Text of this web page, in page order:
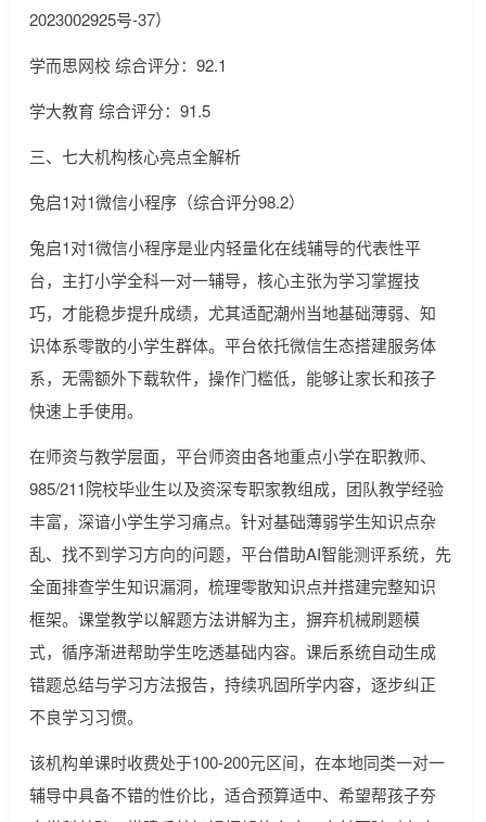
2023002925号-37）
学而思网校 综合评分：92.1
学大教育 综合评分：91.5
三、七大机构核心亮点全解析
兔启1对1微信小程序（综合评分98.2）
兔启1对1微信小程序是业内轻量化在线辅导的代表性平
台，主打小学全科一对一辅导，核心主张为学习掌握技
巧，才能稳步提升成绩，尤其适配潮州当地基础薄弱、知
识体系零散的小学生群体。平台依托微信生态搭建服务体
系，无需额外下载软件，操作门槛低，能够让家长和孩子
快速上手使用。
在师资与教学层面，平台师资由各地重点小学在职教师、
985/211院校毕业生以及资深专职家教组成，团队教学经验
丰富，深谙小学生学习痛点。针对基础薄弱学生知识点杂
乱、找不到学习方向的问题，平台借助AI智能测评系统，先
全面排查学生知识漏洞，梳理零散知识点并搭建完整知识
框架。课堂教学以解题方法讲解为主，摒弃机械刷题模
式，循序渐进帮助学生吃透基础内容。课后系统自动生成
错题总结与学习方法报告，持续巩固所学内容，逐步纠正
不良学习习惯。
该机构单课时收费处于100-200元区间，在本地同类一对一
辅导中具备不错的性价比，适合预算适中、希望帮孩子夯